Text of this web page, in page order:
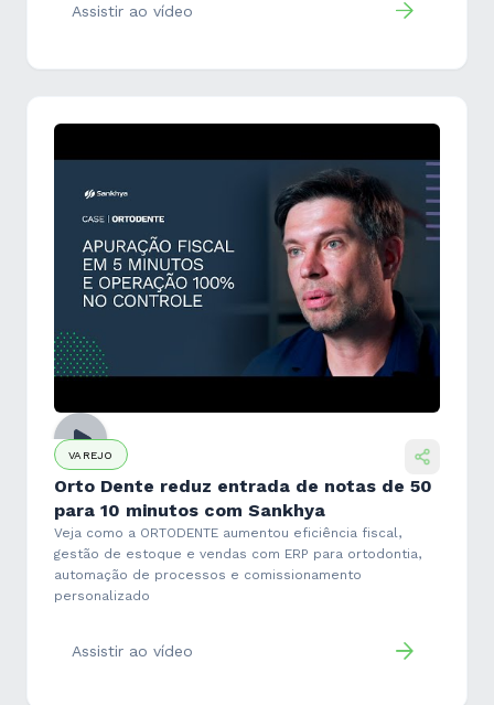
Assistir ao vídeo
VAREJO
Orto Dente reduz entrada de notas de 50
para 10 minutos com Sankhya
Veja como a ORTODENTE aumentou eficiência fiscal,
gestão de estoque e vendas com ERP para ortodontia,
automação de processos e comissionamento
personalizado
Assistir ao vídeo